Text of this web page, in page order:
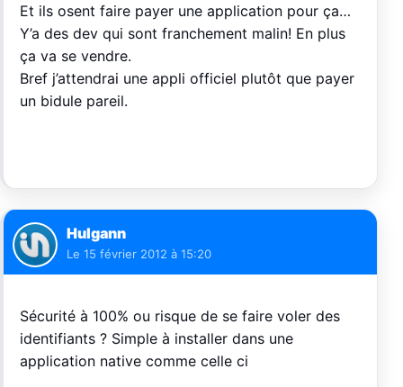
Et ils osent faire payer une application pour ça…
Y’a des dev qui sont franchement malin! En plus
ça va se vendre.
Bref j’attendrai une appli officiel plutôt que payer
un bidule pareil.
Hulgann
Le 15 février 2012 à 15:20
Sécurité à 100% ou risque de se faire voler des
identifiants ? Simple à installer dans une
application native comme celle ci